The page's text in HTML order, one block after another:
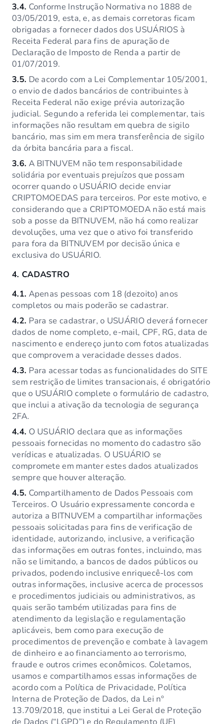
3.4. Conforme Instrução Normativa no 1888 de
03/05/2019, esta, e, as demais corretoras ficam
obrigadas a fornecer dados dos USUÁRIOS à
Receita Federal para fins de apuração de
Declaração de Imposto de Renda a partir de
01/07/2019.
3.5. De acordo com a Lei Complementar 105/2001,
o envio de dados bancários de contribuintes à
Receita Federal não exige prévia autorização
judicial. Segundo a referida lei complementar, tais
informações não resultam em quebra de sigilo
bancário, mas sim em mera transferência de sigilo
da órbita bancária para a fiscal.
3.6. A BITNUVEM não tem responsabilidade
solidária por eventuais prejuízos que possam
ocorrer quando o USUÁRIO decide enviar
CRIPTOMOEDAS para terceiros. Por este motivo, e
considerando que a CRIPTOMOEDA não está mais
sob a posse da BITNUVEM, não há como realizar
devoluções, uma vez que o ativo foi transferido
para fora da BITNUVEM por decisão única e
exclusiva do USUÁRIO.
4. CADASTRO
4.1. Apenas pessoas com 18 (dezoito) anos
completos ou mais poderão se cadastrar.
4.2. Para se cadastrar, o USUÁRIO deverá fornecer
dados de nome completo, e-mail, CPF, RG, data de
nascimento e endereço junto com fotos atualizadas
que comprovem a veracidade desses dados.
4.3. Para acessar todas as funcionalidades do SITE
sem restrição de limites transacionais, é obrigatório
que o USUÁRIO complete o formulário de cadastro,
que inclui a ativação da tecnologia de segurança
2FA.
4.4. O USUÁRIO declara que as informações
pessoais fornecidas no momento do cadastro são
verídicas e atualizadas. O USUÁRIO se
compromete em manter estes dados atualizados
sempre que houver alteração.
4.5. Compartilhamento de Dados Pessoais com
Terceiros. O Usuário expressamente concorda e
autoriza a BITNUVEM a compartilhar informações
pessoais solicitadas para fins de verificação de
identidade, autorizando, inclusive, a verificação
das informações em outras fontes, incluindo, mas
não se limitando, a bancos de dados públicos ou
privados, podendo inclusive enriquecê-los com
outras informações, inclusive acerca de processos
e procedimentos judiciais ou administrativos, as
quais serão também utilizadas para fins de
atendimento da legislação e regulamentação
aplicáveis, bem como para execução de
procedimentos de prevenção e combate à lavagem
de dinheiro e ao financiamento ao terrorismo,
fraude e outros crimes econômicos. Coletamos,
usamos e compartilhamos essas informações de
acordo com a Política de Privacidade, Política
Interna de Proteção de Dados, da Lei nº
13.709/2018, que institui a Lei Geral de Proteção
de Dados (“LGPD”) e do Regulamento (UE)